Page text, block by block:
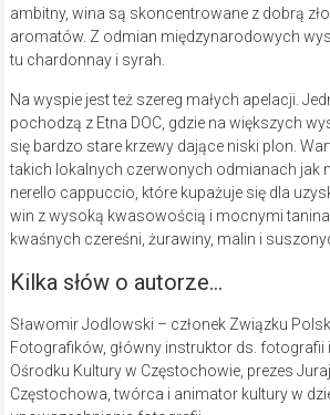
ambitny, wina są skoncentrowane z dobrą
aromatów. Z odmian międzynarodowych
tu chardonnay i syrah.
Na wyspie jest też szereg małych apelacji.
pochodzą z Etna DOC, gdzie na większych
się bardzo stare krzewy dające niski plon.
takich lokalnych czerwonych odmianach jak
nerello cappuccio, które kupażuje się dla
win z wysoką kwasowością i mocnymi
kwaśnych czereśni, żurawiny, malin i
Kilka słów o autorze…
Sławomir Jodlowski – członek Związku
Fotografików, główny instruktor ds. fotografii
Ośrodku Kultury w Częstochowie, prezes
Częstochowa, twórca i animator kultury w